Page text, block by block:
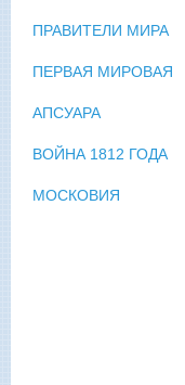
ПРАВИТЕЛИ МИРА
ПЕРВАЯ МИРОВАЯ
АПСУАРА
ВОЙНА 1812 ГОДА
МОСКОВИЯ